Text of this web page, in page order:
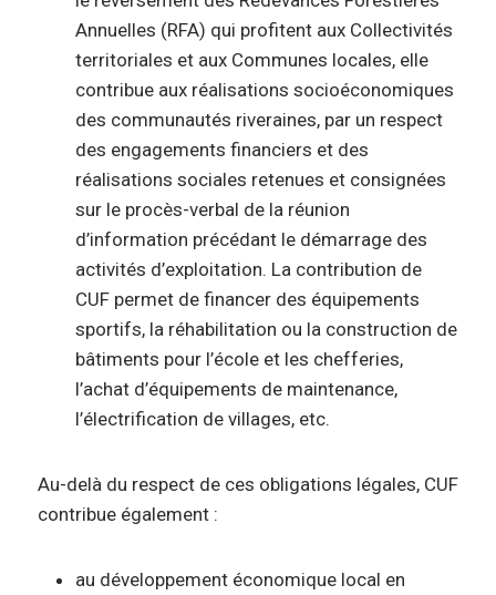
Annuelles (RFA) qui profitent aux Collectivités
territoriales et aux Communes locales, elle
contribue aux réalisations socioéconomiques
des communautés riveraines, par un respect
des engagements financiers et des
réalisations sociales retenues et consignées
sur le procès-verbal de la réunion
d’information précédant le démarrage des
activités d’exploitation. La contribution de
CUF permet de financer des équipements
sportifs, la réhabilitation ou la construction de
bâtiments pour l’école et les chefferies,
l’achat d’équipements de maintenance,
l’électrification de villages, etc.
Au-delà du respect de ces obligations légales, CUF
contribue également :
au développement économique local en